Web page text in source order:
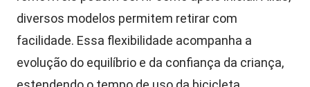
diversos modelos permitem retirar com
facilidade. Essa flexibilidade acompanha a
evolução do equilíbrio e da confiança da criança,